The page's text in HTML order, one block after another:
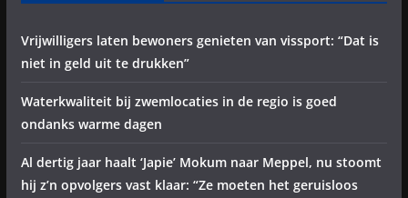
Vrijwilligers laten bewoners genieten van vissport: “Dat is
niet in geld uit te drukken”
Waterkwaliteit bij zwemlocaties in de regio is goed
ondanks warme dagen
Al dertig jaar haalt ‘Japie’ Mokum naar Meppel, nu stoomt
hij z’n opvolgers vast klaar: “Ze moeten het geruisloos